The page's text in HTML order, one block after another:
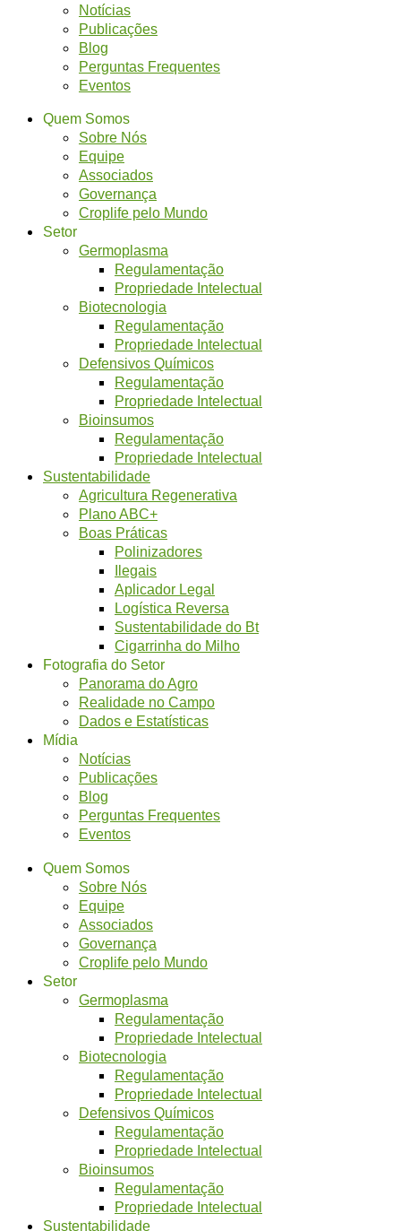
Notícias
Publicações
Blog
Perguntas Frequentes
Eventos
Quem Somos
Sobre Nós
Equipe
Associados
Governança
Croplife pelo Mundo
Setor
Germoplasma
Regulamentação
Propriedade Intelectual
Biotecnologia
Regulamentação
Propriedade Intelectual
Defensivos Químicos
Regulamentação
Propriedade Intelectual
Bioinsumos
Regulamentação
Propriedade Intelectual
Sustentabilidade
Agricultura Regenerativa
Plano ABC+
Boas Práticas
Polinizadores
Ilegais
Aplicador Legal
Logística Reversa
Sustentabilidade do Bt
Cigarrinha do Milho
Fotografia do Setor
Panorama do Agro
Realidade no Campo
Dados e Estatísticas
Mídia
Notícias
Publicações
Blog
Perguntas Frequentes
Eventos
Quem Somos
Sobre Nós
Equipe
Associados
Governança
Croplife pelo Mundo
Setor
Germoplasma
Regulamentação
Propriedade Intelectual
Biotecnologia
Regulamentação
Propriedade Intelectual
Defensivos Químicos
Regulamentação
Propriedade Intelectual
Bioinsumos
Regulamentação
Propriedade Intelectual
Sustentabilidade